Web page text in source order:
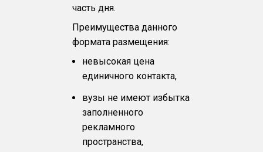
часть дня.
Преимущества данного
формата размещения:
невысокая цена
единичного контакта,
вузы не имеют избытка
заполненного
рекламного
пространства,